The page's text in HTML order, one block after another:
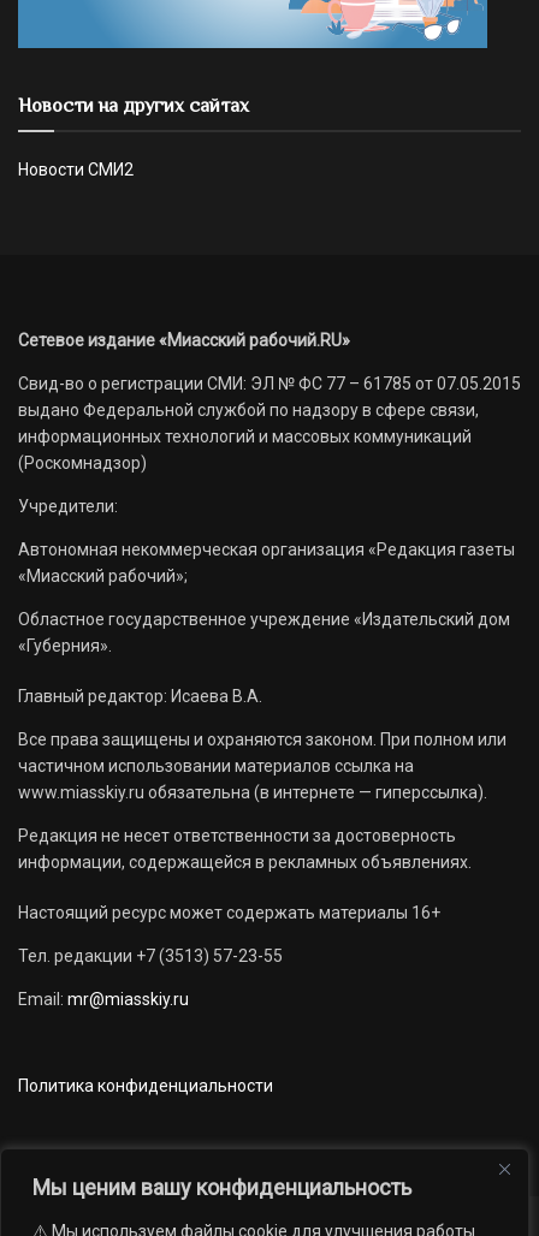
Мы ценим вашу конфиденциальность
⚠️ Мы используем файлы cookie для улучшения работы
Новости на других сайтах
Новости СМИ2
Сетевое издание «Миасский рабочий.RU»
Свид-во о регистрации СМИ: ЭЛ № ФС 77 – 61785 от 07.05.2015
выдано Федеральной службой по надзору в сфере связи,
информационных технологий и массовых коммуникаций
(Роскомнадзор)
Учредители:
Автономная некоммерческая организация «Редакция газеты
«Миасский рабочий»;
Областное государственное учреждение «Издательский дом
«Губерния».
Главный редактор: Исаева В.А.
Все права защищены и охраняются законом. При полном или
частичном использовании материалов ссылка на
www.miasskiy.ru обязательна (в интернете — гиперссылка).
Редакция не несет ответственности за достоверность
информации, содержащейся в рекламных объявлениях.
Настоящий ресурс может содержать материалы 16+
Тел. редакции +7 (3513) 57-23-55
Email: mr@miasskiy.ru
Политика конфиденциальности